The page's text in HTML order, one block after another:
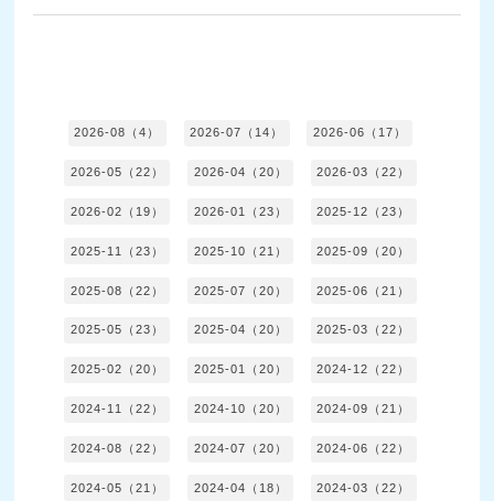
2026-08（4） 2026-07（14） 2026-06（17）
2026-05（22） 2026-04（20） 2026-03（22）
2026-02（19） 2026-01（23） 2025-12（23）
2025-11（23） 2025-10（21） 2025-09（20）
2025-08（22） 2025-07（20） 2025-06（21）
2025-05（23） 2025-04（20） 2025-03（22）
2025-02（20） 2025-01（20） 2024-12（22）
2024-11（22） 2024-10（20） 2024-09（21）
2024-08（22） 2024-07（20） 2024-06（22）
2024-05（21） 2024-04（18） 2024-03（22）